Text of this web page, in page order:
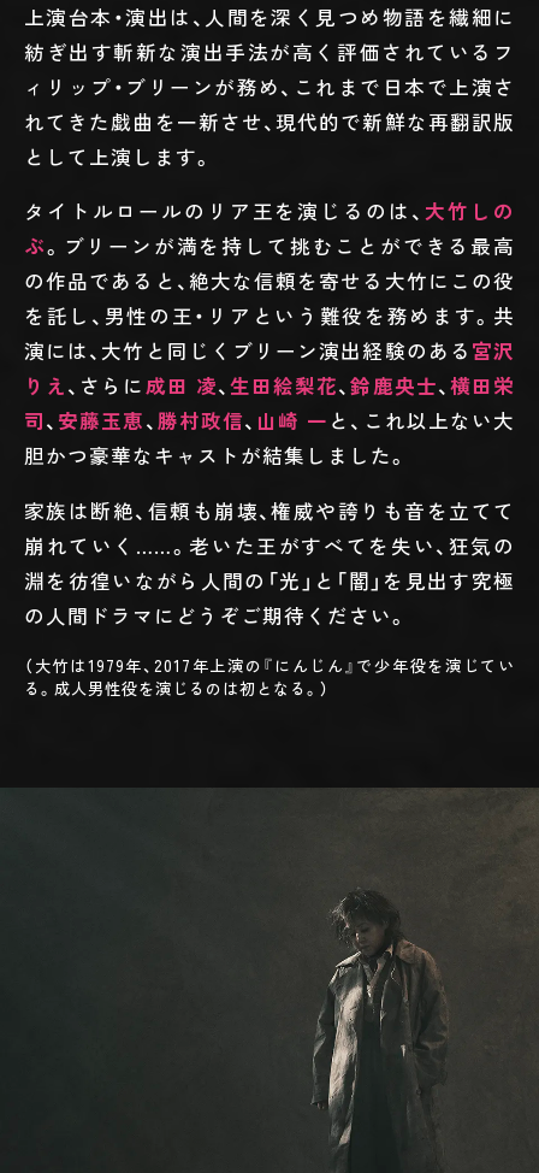
上演台本・演出は、人間を深く見つめ物語を繊細に
紡ぎ出す斬新な演出手法が高く評価されているフ
ィリップ・ブリーンが務め、これまで日本で上演さ
れてきた戯曲を一新させ、現代的で新鮮な再翻訳版
として上演します。
タイトルロールのリア王を演じるのは、大竹しの
ぶ。ブリーンが満を持して挑むことができる最高
の作品であると、絶大な信頼を寄せる大竹にこの役
を託し、男性の王・リアという難役を務めます。共
演には、大竹と同じくブリーン演出経験のある 宮沢
りえ、さらに成田 凌、生田絵梨花、鈴鹿央士、横田栄
司、 安藤玉恵、勝村政信、 山崎 一 と、これ以上ない大
胆かつ豪華なキャストが結集しました。
家族は断絶、信頼も崩壊、権威や誇りも音を立てて
崩れていく……。老いた王がすべてを失い、狂気の
淵を彷徨いながら人間の「光」と「闇」を見出す究極
の人間ドラマにどうぞご期待ください。
（大竹は1979年、2017年上演の『にんじん』で少年役を演じてい
る。成人男性役を演じるのは初となる。）